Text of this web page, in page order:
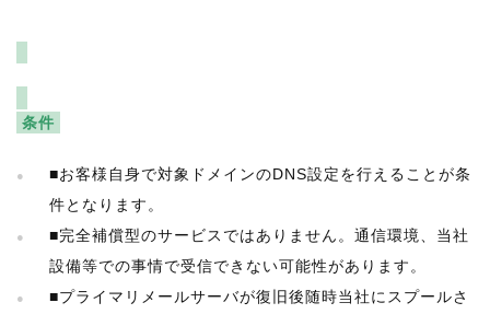
条件
■お客様自身で対象ドメインのDNS設定を行えることが条
件となります。
■完全補償型のサービスではありません。通信環境、当社
設備等での事情で受信できない可能性があります。
■プライマリメールサーバが復旧後随時当社にスプールさ